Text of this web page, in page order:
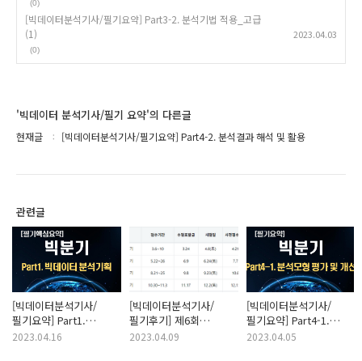
(0)
[빅데이터분석기사/필기요약] Part3-2. 분석기법 적용_고급
(1)
(0)
2023.04.03
'빅데이터 분석기사/필기 요약'의 다른글
현재글 [빅데이터분석기사/필기요약] Part4-2. 분석결과 해석 및 활용
관련글
[빅데이터분석기사/
필기요약] Part1.
빅데이터 분석기획
2023.04.16
[빅데이터분석기사/
필기후기] 제6회
필기시험 후기(기출문제)
2023.04.09
[빅데이터분석기사/
필기요약] Part4-1.
분석모형 평가 및 개선
2023.04.05